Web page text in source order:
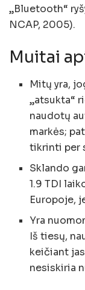
„Bluetooth“
NCAP, 2005).
Muitai
Mitų yra,
„atsukta“
naudotų
markės;
tikrinti per
Sklando
1.9 TDI
Europoje,
Yra
Iš tiesų,
keičiant
nesiskiria